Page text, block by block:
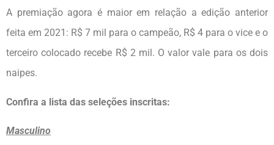
A premiação agora é maior em relação a edição anterior
feita em 2021: R$ 7 mil para o campeão, R$ 4 para o vice e o
terceiro colocado recebe R$ 2 mil. O valor vale para os dois
naipes.
Confira a lista das seleções inscritas:
Masculino